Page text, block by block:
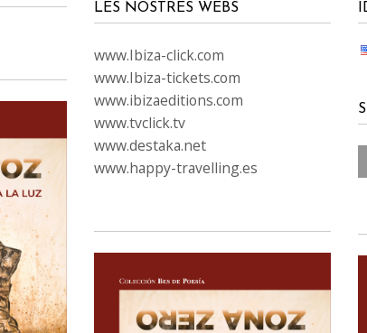
LES NOSTRES WEBS
www.Ibiza-click.com
www.Ibiza-tickets.com
www.ibizaeditions.com
www.tvclick.tv
www.destaka.net
www.happy-travelling.es